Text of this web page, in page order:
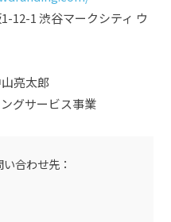
1 渋谷マークシティ ウ
亮太郎
グサービス事業
合わせ先：